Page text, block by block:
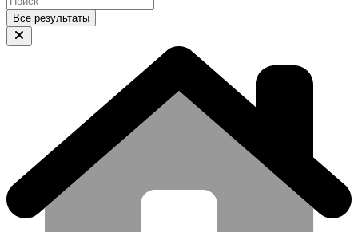
Все результаты